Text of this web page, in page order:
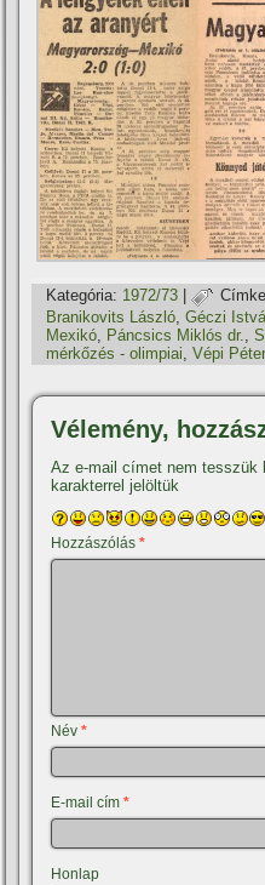
Kategória: 1972/73 |
Branikovits László,Géczi
Mexikó, Páncsics Miklós dr.,
mérkőzés - olimpiai,Vépi Péter
Vélemény,
Az e-mail címet nem tesszük
karakterrel jelöltük
Hozzászólás*
Név*
E-mail cím*
Honlap